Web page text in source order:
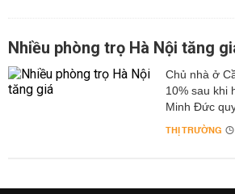
Nhiều phòng trọ Hà Nội tăng
Chủ nhà ở
10% sau khi
Minh Đức
THỊ TRƯỜNG